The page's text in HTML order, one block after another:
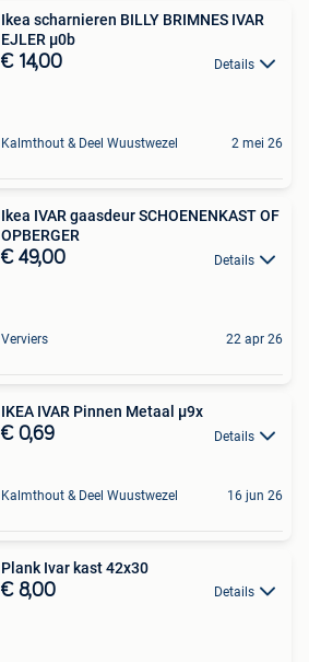
Ikea scharnieren BILLY BRIMNES IVAR
EJLER µ0b
€ 14,00 Details
Kalmthout & Deel Wuustwezel 2 mei 26
Ikea IVAR gaasdeur SCHOENENKAST OF
OPBERGER
€ 49,00 Details
Verviers 22 apr 26
IKEA IVAR Pinnen Metaal µ9x
€ 0,69 Details
Kalmthout & Deel Wuustwezel 16 jun 26
Plank Ivar kast 42x30
€ 8,00 Details